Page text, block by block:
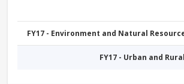
FY17 - Environment and Natural
FY17 - Urban